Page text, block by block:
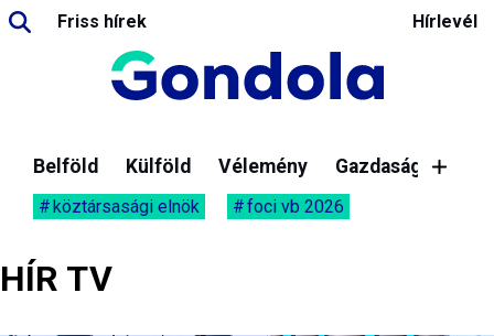
Friss hírek Hírlevél
Belföld Külföld Vélemény Gazdaság
köztársasági elnök foci vb 2026
HÍR TV